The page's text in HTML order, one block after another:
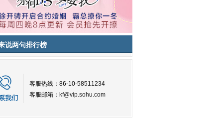
说两句排行榜
客服热线：86-10-58511234
客服邮箱： kf@vip.sohu.com